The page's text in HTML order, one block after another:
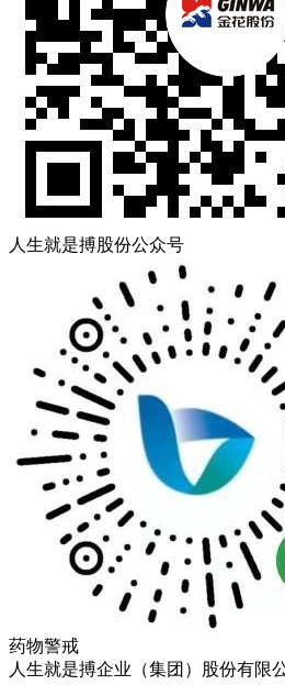
人生就是搏股份公众号
药物警戒
人生就是搏企业（集团）股份有限